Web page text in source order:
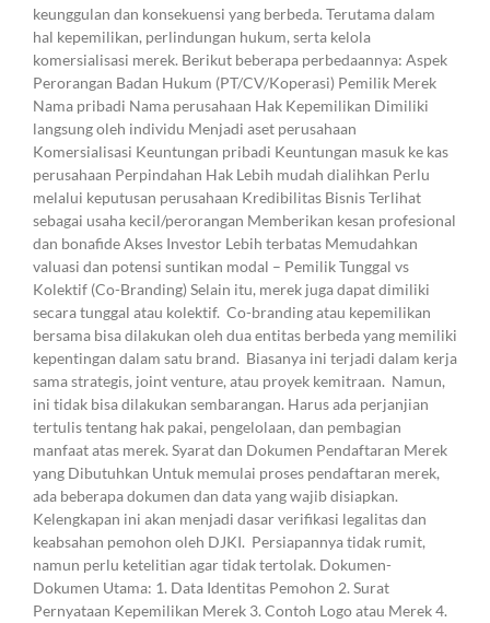
keunggulan dan konsekuensi yang berbeda. Terutama dalam
hal kepemilikan, perlindungan hukum, serta kelola
komersialisasi merek. Berikut beberapa perbedaannya: Aspek
Perorangan Badan Hukum (PT/CV/Koperasi) Pemilik Merek
Nama pribadi Nama perusahaan Hak Kepemilikan Dimiliki
langsung oleh individu Menjadi aset perusahaan
Komersialisasi Keuntungan pribadi Keuntungan masuk ke kas
perusahaan Perpindahan Hak Lebih mudah dialihkan Perlu
melalui keputusan perusahaan Kredibilitas Bisnis Terlihat
sebagai usaha kecil/perorangan Memberikan kesan profesional
dan bonafide Akses Investor Lebih terbatas Memudahkan
valuasi dan potensi suntikan modal – Pemilik Tunggal vs
Kolektif (Co-Branding) Selain itu, merek juga dapat dimiliki
secara tunggal atau kolektif. Co-branding atau kepemilikan
bersama bisa dilakukan oleh dua entitas berbeda yang memiliki
kepentingan dalam satu brand. Biasanya ini terjadi dalam kerja
sama strategis, joint venture, atau proyek kemitraan. Namun,
ini tidak bisa dilakukan sembarangan. Harus ada perjanjian
tertulis tentang hak pakai, pengelolaan, dan pembagian
manfaat atas merek. Syarat dan Dokumen Pendaftaran Merek
yang Dibutuhkan Untuk memulai proses pendaftaran merek,
ada beberapa dokumen dan data yang wajib disiapkan.
Kelengkapan ini akan menjadi dasar verifikasi legalitas dan
keabsahan pemohon oleh DJKI. Persiapannya tidak rumit,
namun perlu ketelitian agar tidak tertolak. Dokumen-
Dokumen Utama: 1. Data Identitas Pemohon 2. Surat
Pernyataan Kepemilikan Merek 3. Contoh Logo atau Merek 4.